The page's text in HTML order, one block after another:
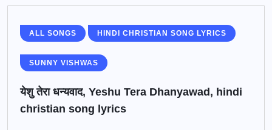
ALL SONGS HINDI CHRISTIAN SONG LYRICS
SUNNY VISHWAS
येशु तेरा धन्यवाद, Yeshu Tera Dhanyawad, hindi
christian song lyrics